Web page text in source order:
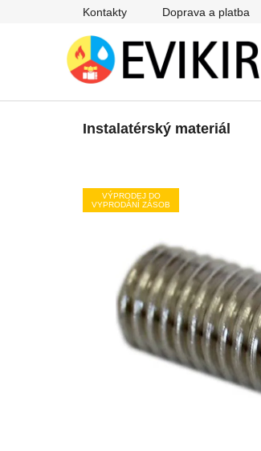
Kontakty Doprava a platba
Instalatérský materiál
VÝPRODEJ DO
VYPRODÁNÍ ZÁSOB